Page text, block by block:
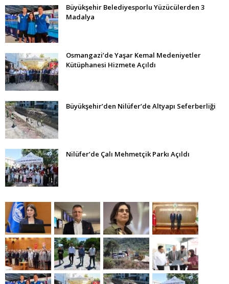
Büyükşehir Belediyesporlu Yüzücülerden 3
Madalya
Osmangazi’de Yaşar Kemal Medeniyetler
Kütüphanesi Hizmete Açıldı
Büyükşehir’den Nilüfer’de Altyapı Seferberliği
Nilüfer’de Çalı Mehmetçik Parkı Açıldı